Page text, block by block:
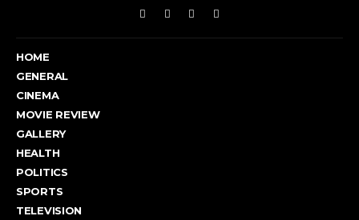
HOME
GENERAL
CINEMA
MOVIE REVIEW
GALLERY
HEALTH
POLITICS
SPORTS
TELEVISION